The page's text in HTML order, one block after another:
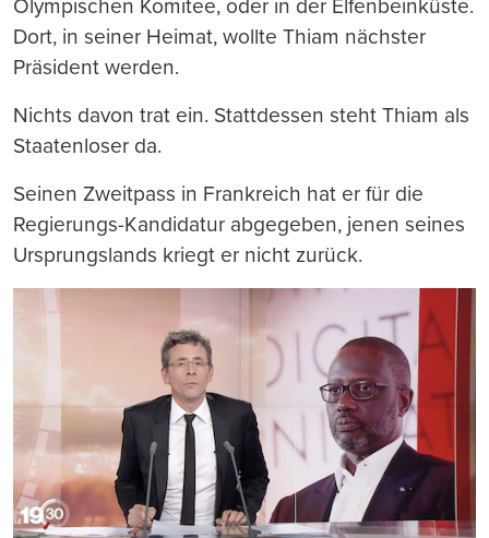
Olympischen Komitee, oder in der Elfenbeinküste.
Dort, in seiner Heimat, wollte Thiam nächster
Präsident werden.
Nichts davon trat ein. Stattdessen steht Thiam als
Staatenloser da.
Seinen Zweitpass in Frankreich hat er für die
Regierungs-Kandidatur abgegeben, jenen seines
Ursprungslands kriegt er nicht zurück.